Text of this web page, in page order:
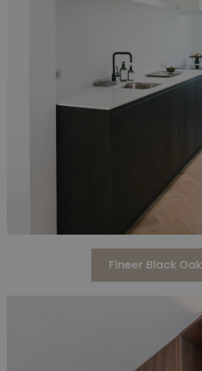
Fineer Black Oak